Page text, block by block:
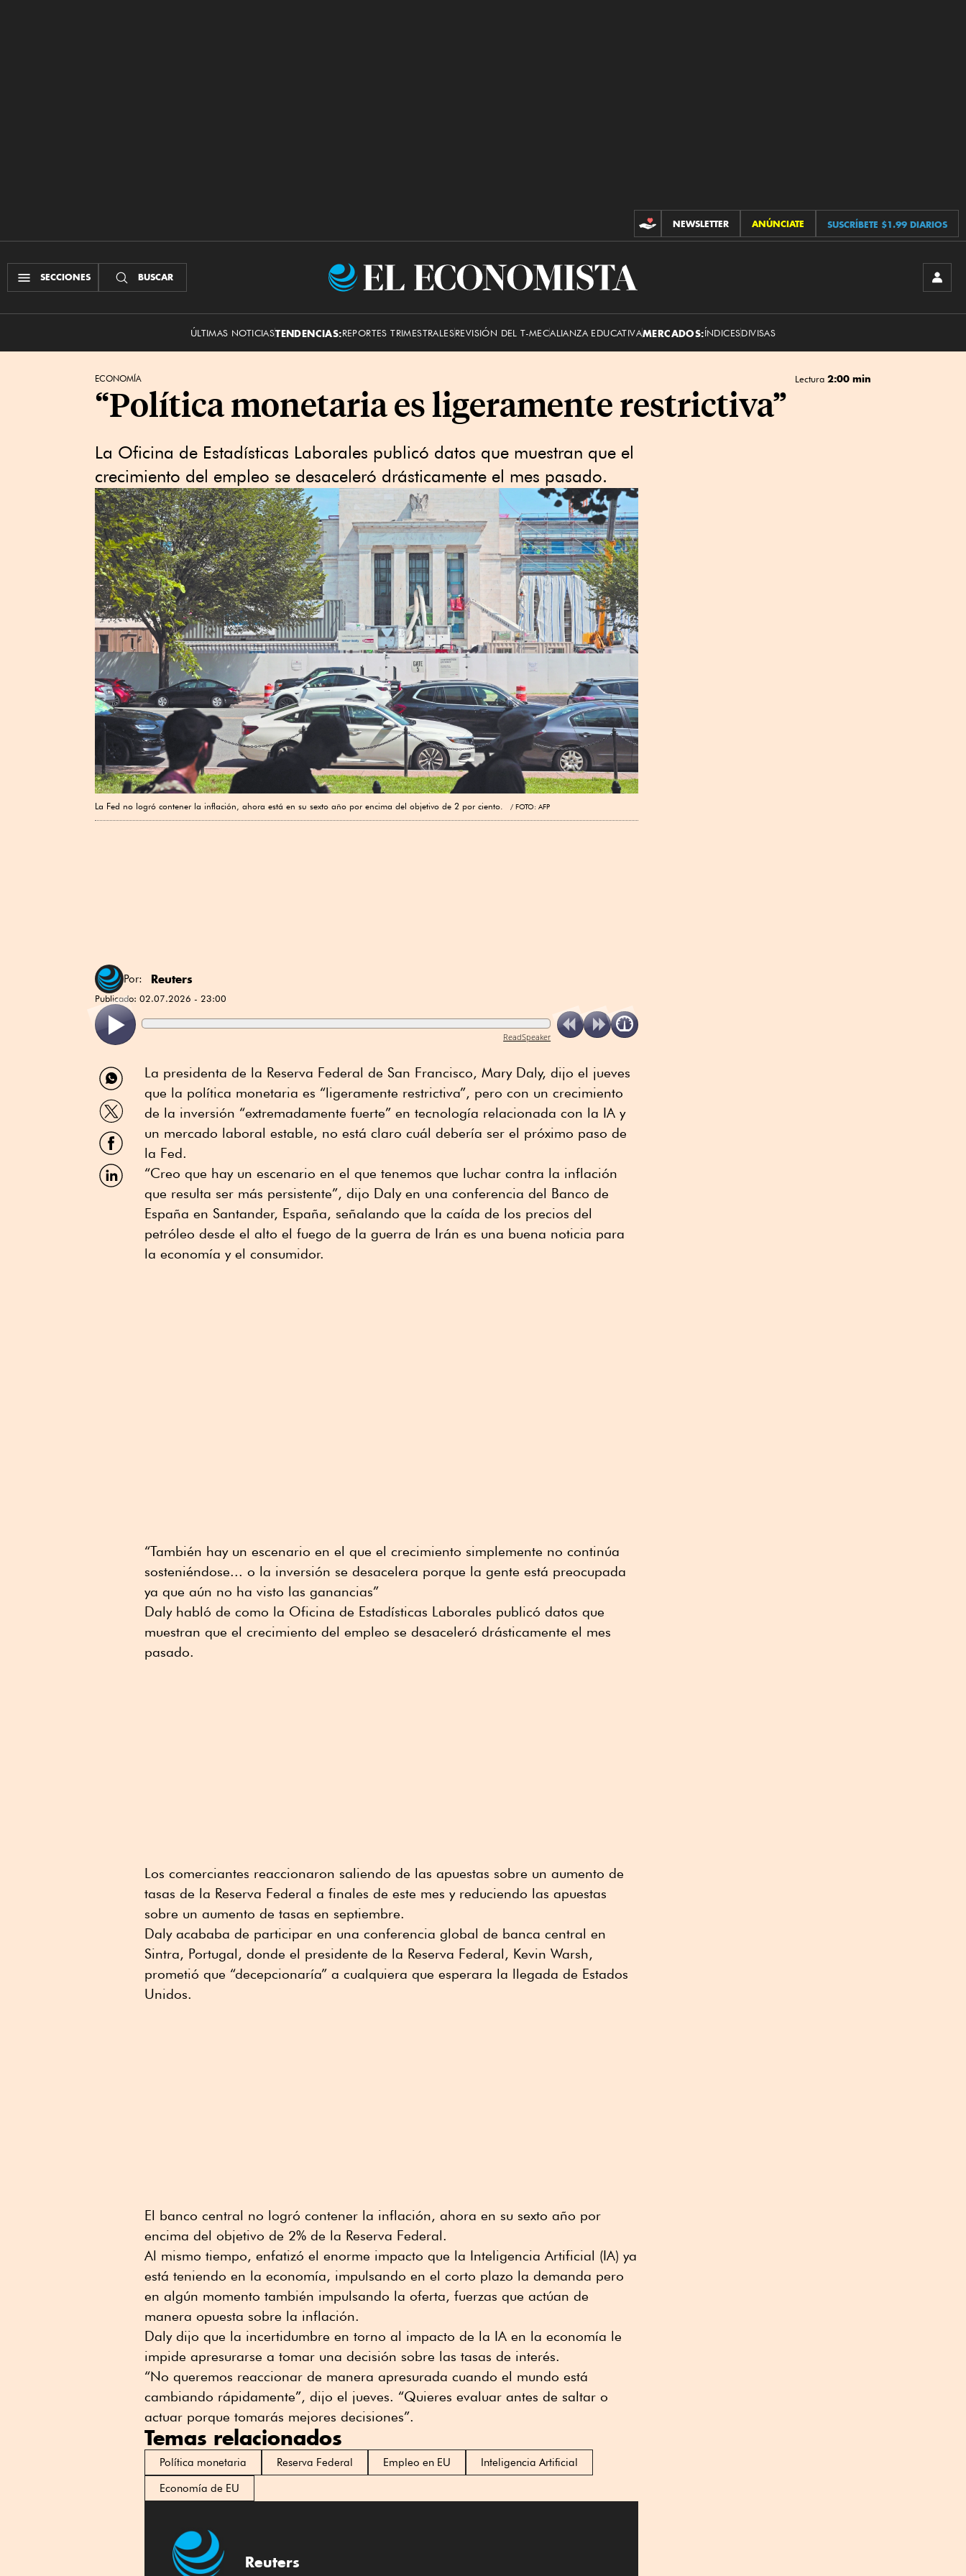
CONTRIBUCIONES
NEWSLETTER ANÚNCIATE SUSCRÍBETE $1.99 DIARIOS
SECCIONES BUSCAR
El
ÚLTIMAS NOTICIASTENDENCIAS:REPORTES TRIMESTRALESREVISIÓN DEL T-MECALIANZA EDUCATIVAMERCADOS:ÍNDICESDIVISAS
ECONOMÍA Lectura 2:00 min
“Política monetaria es ligeramente restrictiva”
La Oficina de Estadísticas Laborales publicó datos que muestran que el
crecimiento del empleo se desaceleró drásticamente el mes pasado.
La Fed no logró contener la inflación, ahora está en su sexto año por encima del objetivo de 2 por ciento. FOTO: AFP
Por: Reuters
Publicado: 02.07.2026 - 23:00
ReadSpeaker
Compartir
por
WhatsApp
Compartir
por
Twitter
Compartir
por
Facebook
Compartir
por
La presidenta de la Reserva Federal de San Francisco, Mary Daly, dijo el jueves
que la política monetaria es “ligeramente restrictiva”, pero con un crecimiento
de la inversión “extremadamente fuerte” en tecnología relacionada con la IA y
un mercado laboral estable, no está claro cuál debería ser el próximo paso de
la Fed.
“Creo que hay un escenario en el que tenemos que luchar contra la inflación
que resulta ser más persistente”, dijo Daly en una conferencia del Banco de
España en Santander, España, señalando que la caída de los precios del
petróleo desde el alto el fuego de la guerra de Irán es una buena noticia para
la economía y el consumidor.
“También hay un escenario en el que el crecimiento simplemente no continúa
sosteniéndose... o la inversión se desacelera porque la gente está preocupada
ya que aún no ha visto las ganancias”
Daly habló de como la Oficina de Estadísticas Laborales publicó datos que
muestran que el crecimiento del empleo se desaceleró drásticamente el mes
pasado.
Los comerciantes reaccionaron saliendo de las apuestas sobre un aumento de
tasas de la Reserva Federal a finales de este mes y reduciendo las apuestas
sobre un aumento de tasas en septiembre.
Daly acababa de participar en una conferencia global de banca central en
Sintra, Portugal, donde el presidente de la Reserva Federal, Kevin Warsh,
prometió que “decepcionaría” a cualquiera que esperara la llegada de Estados
Unidos.
El banco central no logró contener la inflación, ahora en su sexto año por
encima del objetivo de 2% de la Reserva Federal.
Al mismo tiempo, enfatizó el enorme impacto que la Inteligencia Artificial (IA) ya
está teniendo en la economía, impulsando en el corto plazo la demanda pero
en algún momento también impulsando la oferta, fuerzas que actúan de
manera opuesta sobre la inflación.
Daly dijo que la incertidumbre en torno al impacto de la IA en la economía le
impide apresurarse a tomar una decisión sobre las tasas de interés.
“No queremos reaccionar de manera apresurada cuando el mundo está
cambiando rápidamente”, dijo el jueves. “Quieres evaluar antes de saltar o
actuar porque tomarás mejores decisiones”.
Temas relacionados
Política monetaria Reserva Federal Empleo en EU
Inteligencia Artificial
Economía de EU
Reuters